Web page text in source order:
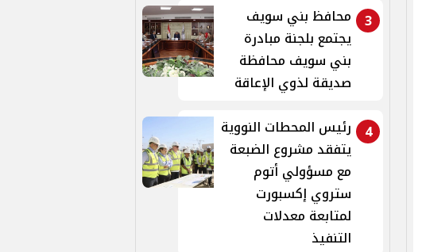
3 محافظ بني سويف
يجتمع بلجنة مبادرة
بني سويف محافظة
صديقة لذوي الإعاقة
4
رئيس المحطات النووية
يتفقد مشروع الضبعة
مع مسؤولي أتوم
ستروي إكسبورت
لمتابعة معدلات
التنفيذ